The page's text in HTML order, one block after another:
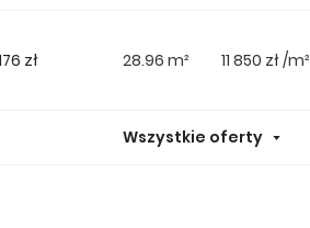
zł 28.96 m² 11 850 zł /m²
Wszystkie oferty